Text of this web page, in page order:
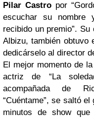
Pilar Castro por
escuchar su nombre
recibido un premio”.
Albizu, también obtuvo
dedicárselo al director
El mejor momento de
actriz de “La
acompañada de
“Cuéntame”, se saltó
minutos de show